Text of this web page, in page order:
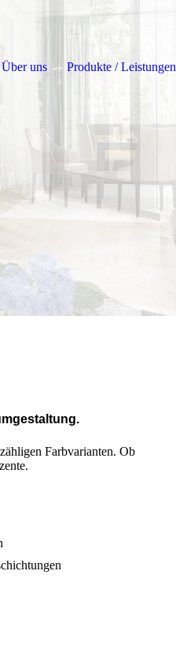
Farb­vari­anten. Ob
Über uns Produkte / Leistungen